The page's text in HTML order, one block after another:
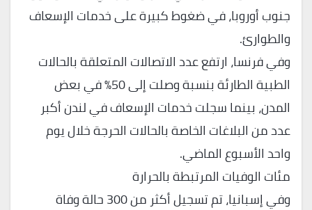
جنوب أوروبا، في ضغوط كبيرة على خدمات الإسعاف
والطوارئ.
وفي فرنسا، ارتفع عدد الاتصالات المتعلقة بالحالات
الطبية الطارئة بنسبة وصلت إلى 50% في بعض
المدن، بينما سجلت خدمات الإسعاف في لندن أكبر
عدد من البلاغات الخاصة بالحالات الحرجة خلال يوم
واحد الأسبوع الماضي.
مئات الوفيات المرتبطة بالحرارة
وفي إسبانيا، تم تسجيل أكثر من 300 حالة وفاة